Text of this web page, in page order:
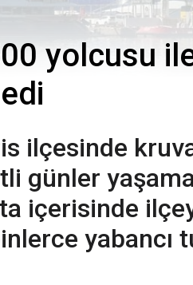
yolcusu
ilçesinde
günler
içerisinde
yabancı